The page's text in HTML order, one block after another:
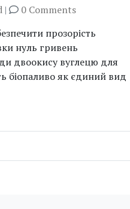
|
0 Comments
прозорість
нуль гривень
двоокису вуглецю для
біопаливо як єдиний вид